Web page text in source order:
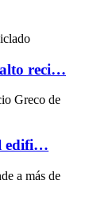
reci…
edifi…